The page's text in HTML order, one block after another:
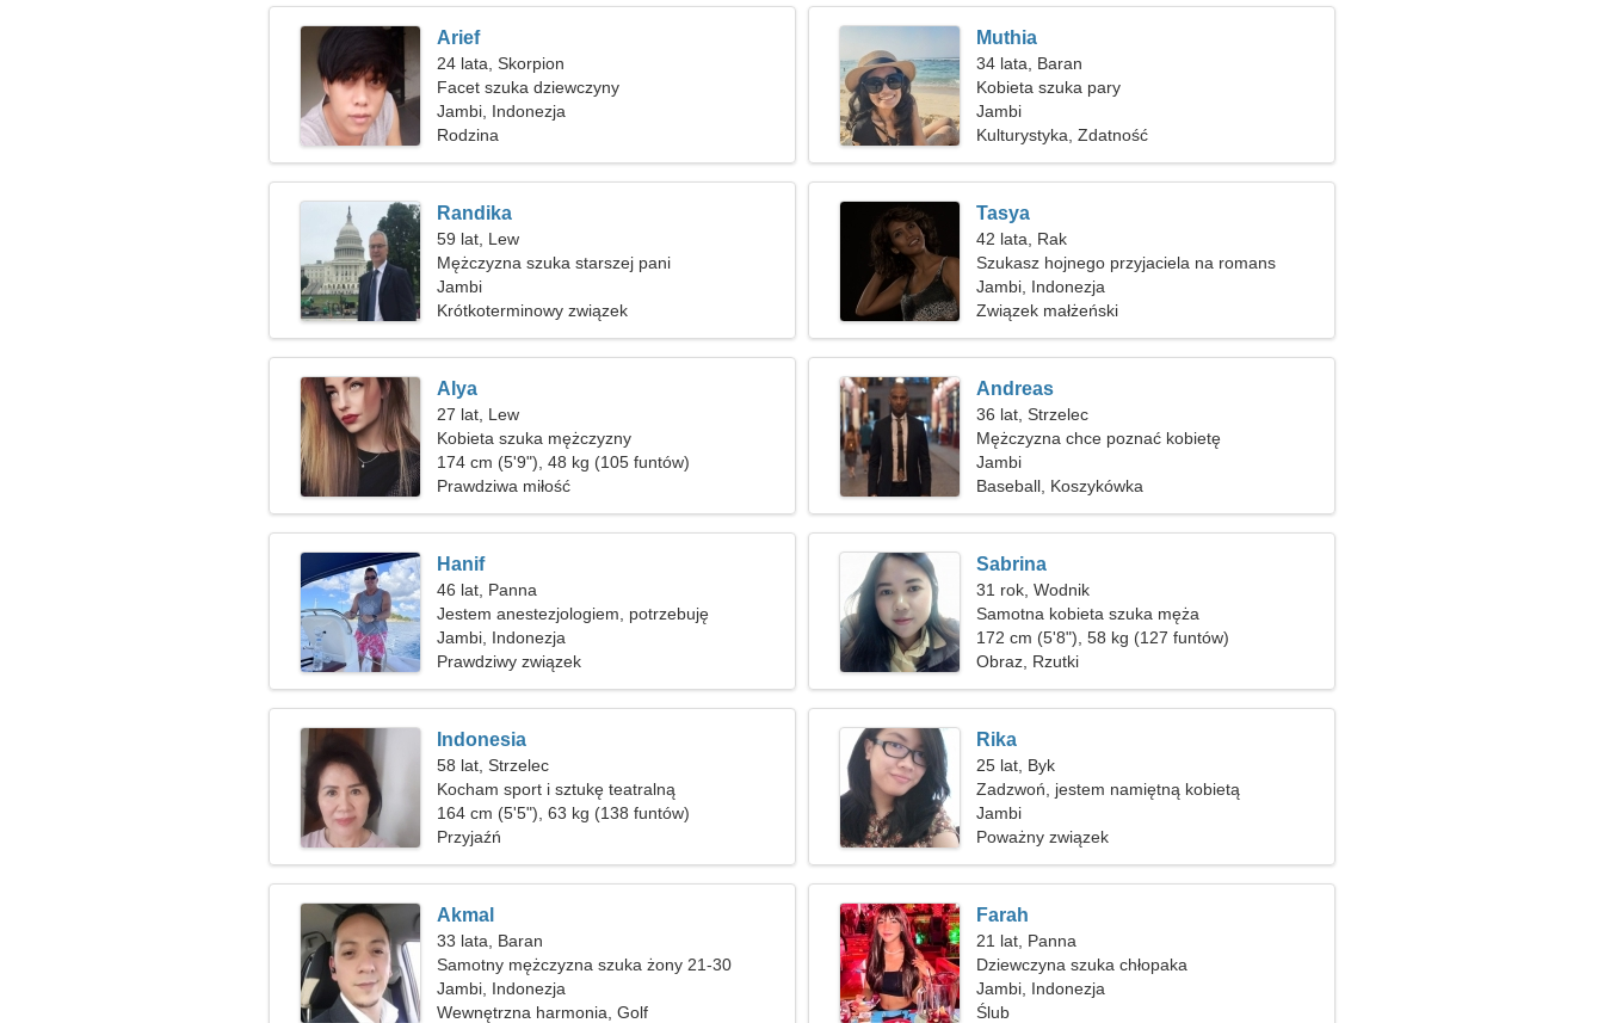
Arief
24 lata, Skorpion
Facet szuka dziewczyny
Jambi, Indonezja
Rodzina
Muthia
34 lata, Baran
Kobieta szuka pary
Jambi
Kulturystyka, Zdatność
Randika
59 lat, Lew
Mężczyzna szuka starszej pani
Jambi
Krótkoterminowy związek
Tasya
42 lata, Rak
Szukasz hojnego przyjaciela na romans
Jambi, Indonezja
Związek małżeński
Alya
27 lat, Lew
Kobieta szuka mężczyzny
174 cm (5'9"), 48 kg (105 funtów)
Prawdziwa miłość
Andreas
36 lat, Strzelec
Mężczyzna chce poznać kobietę
Jambi
Baseball, Koszykówka
Hanif
46 lat, Panna
Jestem anestezjologiem, potrzebuję
niesamowitej kobiety
Jambi, Indonezja
Prawdziwy związek
Sabrina
31 rok, Wodnik
Samotna kobieta szuka męża
172 cm (5'8"), 58 kg (127 funtów)
Obraz, Rzutki
Indonesia
58 lat, Strzelec
Kocham sport i sztukę teatralną
164 cm (5'5"), 63 kg (138 funtów)
Przyjaźń
Rika
25 lat, Byk
Zadzwoń, jestem namiętną kobietą
Jambi
Poważny związek
Akmal
33 lata, Baran
Samotny mężczyzna szuka żony 21-30
Jambi, Indonezja
Wewnętrzna harmonia, Golf
Farah
21 lat, Panna
Dziewczyna szuka chłopaka
Jambi, Indonezja
Ślub